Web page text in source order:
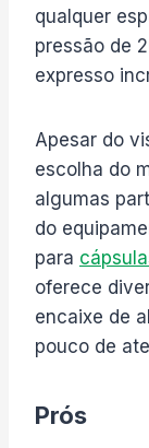
qualquer
pressão de
expresso
Apesar do
escolha do
algumas
do
para
oferece
encaixe de
pouco de
Prós